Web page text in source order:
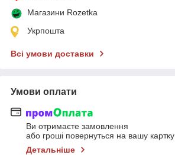
Магазини Rozetka
Укрпошта
Всі умови доставки
Умови оплати
Ви отримаєте замовлення
або гроші повернуться на вашу картку
Детальніше